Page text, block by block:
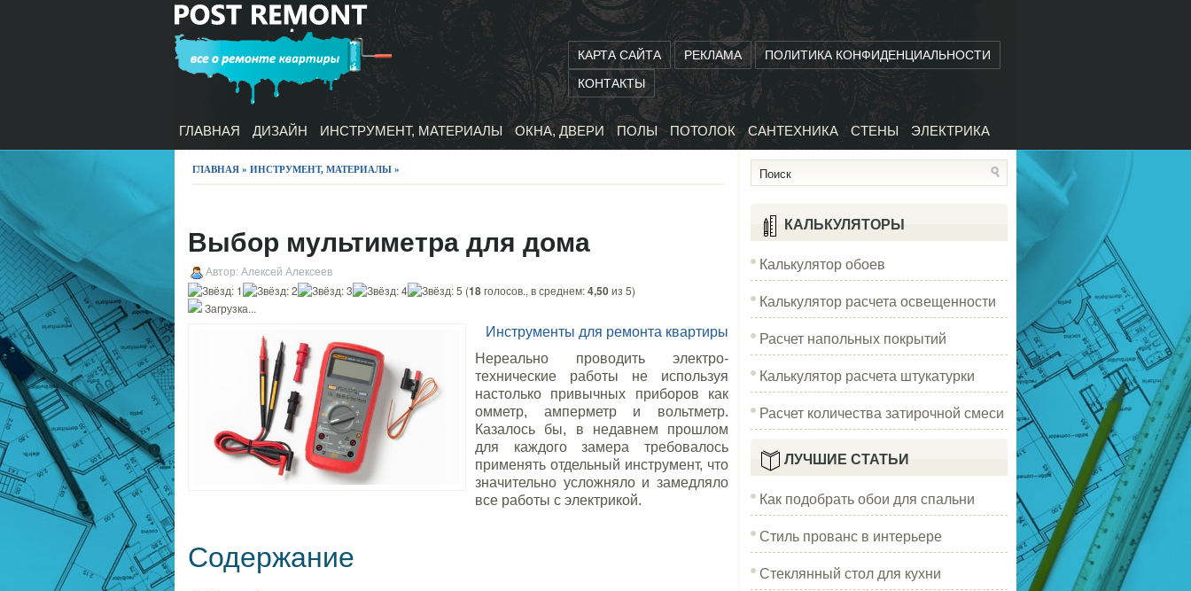
КАРТА САЙТА РЕКЛАМА
ПОЛИТИКА КОНФИДЕНЦИАЛЬНОСТИ
КОНТАКТЫ
ГЛАВНАЯ ДИЗАЙН ИНСТРУМЕНТ, МАТЕРИАЛЫ ОКНА, ДВЕРИ ПОЛЫ ПОТОЛОК САНТЕХНИКА СТЕНЫ ЭЛЕКТРИКА
ГЛАВНАЯ » ИНСТРУМЕНТ, МАТЕРИАЛЫ »
Выбор мультиметра для дома
Автор: Алексей Алексеев
(18голосов., в среднем:4,50из 5)
Загрузка...
Инструменты для ремонта квартиры
Нереально проводить электро-
технические работы не используя
настолько привычных приборов как
омметр, амперметр и вольтметр.
Казалось бы, в недавнем прошлом
для каждого замера требовалось
применять отдельный инструмент, что
значительно усложняло и замедляло
все работы с электрикой.
Содержание
КАЛЬКУЛЯТОРЫ
Калькулятор обоев
Калькулятор расчета освещенности
Расчет напольных покрытий
Калькулятор расчета штукатурки
Расчет количества затирочной смеси
ЛУЧШИЕ СТАТЬИ
Как подобрать обои для спальни
Стиль прованс в интерьере
Стеклянный стол для кухни